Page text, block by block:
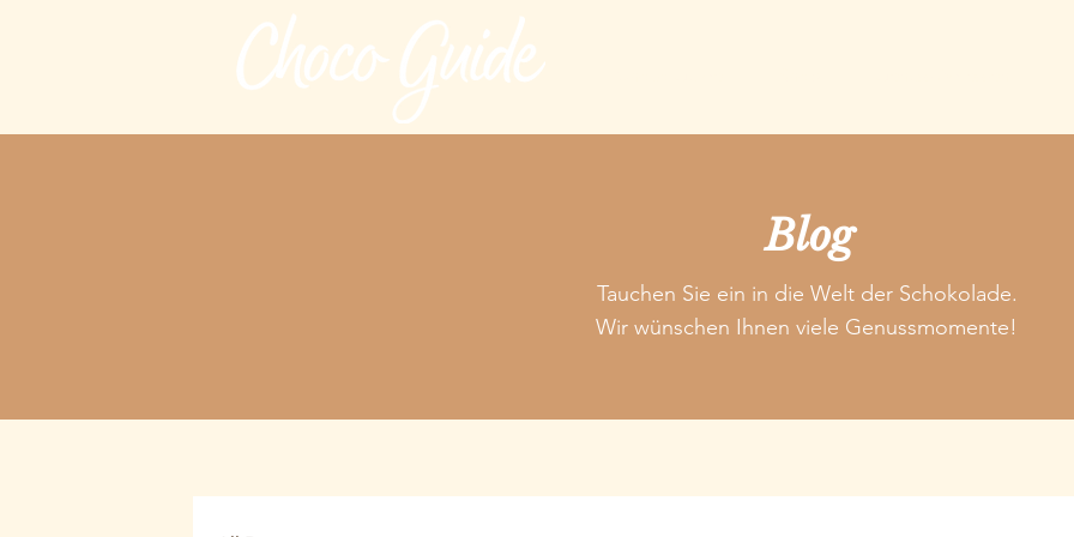
Blog
Tauchen Sie ein in die Welt der Schokolade.
Wir wünschen Ihnen viele Genussmomente!